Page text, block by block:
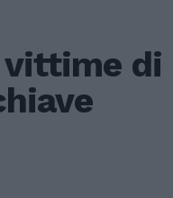
vittime di